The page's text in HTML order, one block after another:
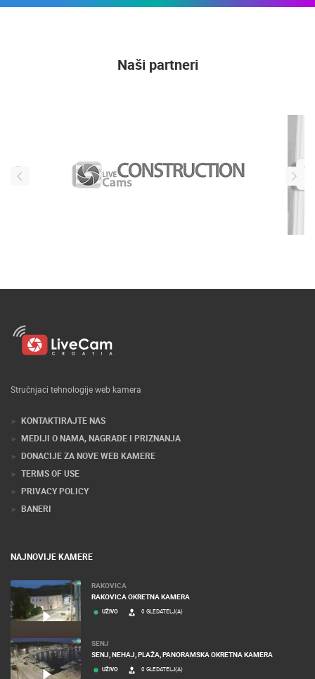
Naši partneri
Stručnjaci tehnologije web kamera
KONTAKTIRAJTE NAS
MEDIJI O NAMA, NAGRADE I PRIZNANJA
DONACIJE ZA NOVE WEB KAMERE
TERMS OF USE
PRIVACY POLICY
BANERI
NAJNOVIJE KAMERE
RAKOVICA
RAKOVICA OKRETNA KAMERA
UŽIVO 0 GLEDATELJ(A)
SENJ
SENJ, NEHAJ, PLAŽA, PANORAMSKA OKRETNA KAMERA
UŽIVO 0 GLEDATELJ(A)